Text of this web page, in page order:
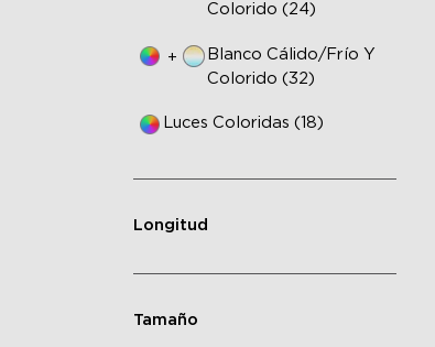
Colorido (24)
+
Blanco Cálido/frío Y
Colorido (32)
Luces Coloridas (18)
Longitud
Tamaño